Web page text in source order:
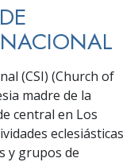
(CSI) (Church of
madre de la
central en Los
eclesiásticas
y grupos de